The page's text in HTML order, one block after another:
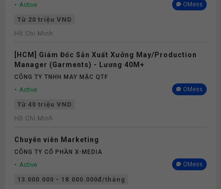
Active OMess
Từ 20 triệu VND
Hồ Chí Minh
[HCM] Giám Đốc Sản Xuất Xưởng May/Production
Manager (Garments) - Lương 40M+
CÔNG TY TNHH MAY MẶC QTF
Active OMess
Từ 40 triệu VND
Hồ Chí Minh
Chuyên viên Marketing
CÔNG TY CỔ PHẦN X-MEDIA
Active OMess
13.000.000 - 18.000.000đ/tháng